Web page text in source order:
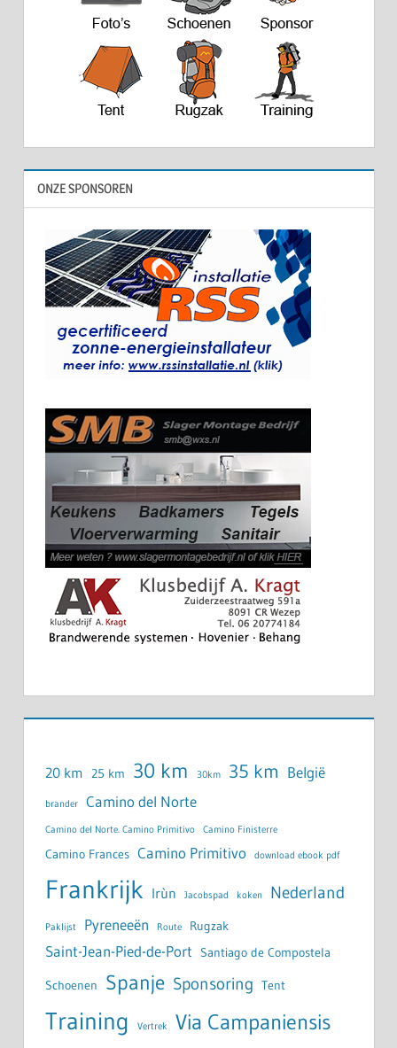
ONZE SPONSOREN
20 km 25 km 30 km 30km 35 km België
brander Camino del Norte
Camino del Norte. Camino Primitivo Camino Finisterre
Camino Frances Camino Primitivo download ebook pdf
Frankrijk Irùn Jacobspad koken Nederland
Paklijst Pyreneeën Route Rugzak
Saint-Jean-Pied-de-Port Santiago de Compostela
Schoenen Spanje Sponsoring Tent
Training Vertrek Via Campaniensis